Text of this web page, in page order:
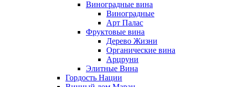
Виноградные вина
Виноградные
Арт Палас
Фруктовые вина
Дерево Жизни
Органические вина
Арцруни
Элитные Вина
Гордость Нации